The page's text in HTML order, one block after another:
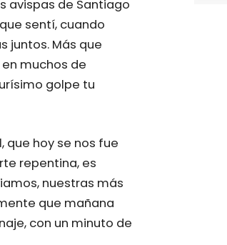
avispas de Santiago
sentí, cuando
juntos. Más que
muchos de
golpe tu
que hoy se nos fue
repentina, es
nuestras más
que mañana
con un minuto de